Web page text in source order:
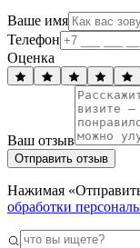
Ваше имя
Телефон
Оценка
Ваш отзыв
Отправить отзыв
Нажимая
обработки